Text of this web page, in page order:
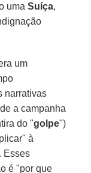
umaSuíça,
um
narrativas
a campanha
do "golpe")
à
Esses
é "por que